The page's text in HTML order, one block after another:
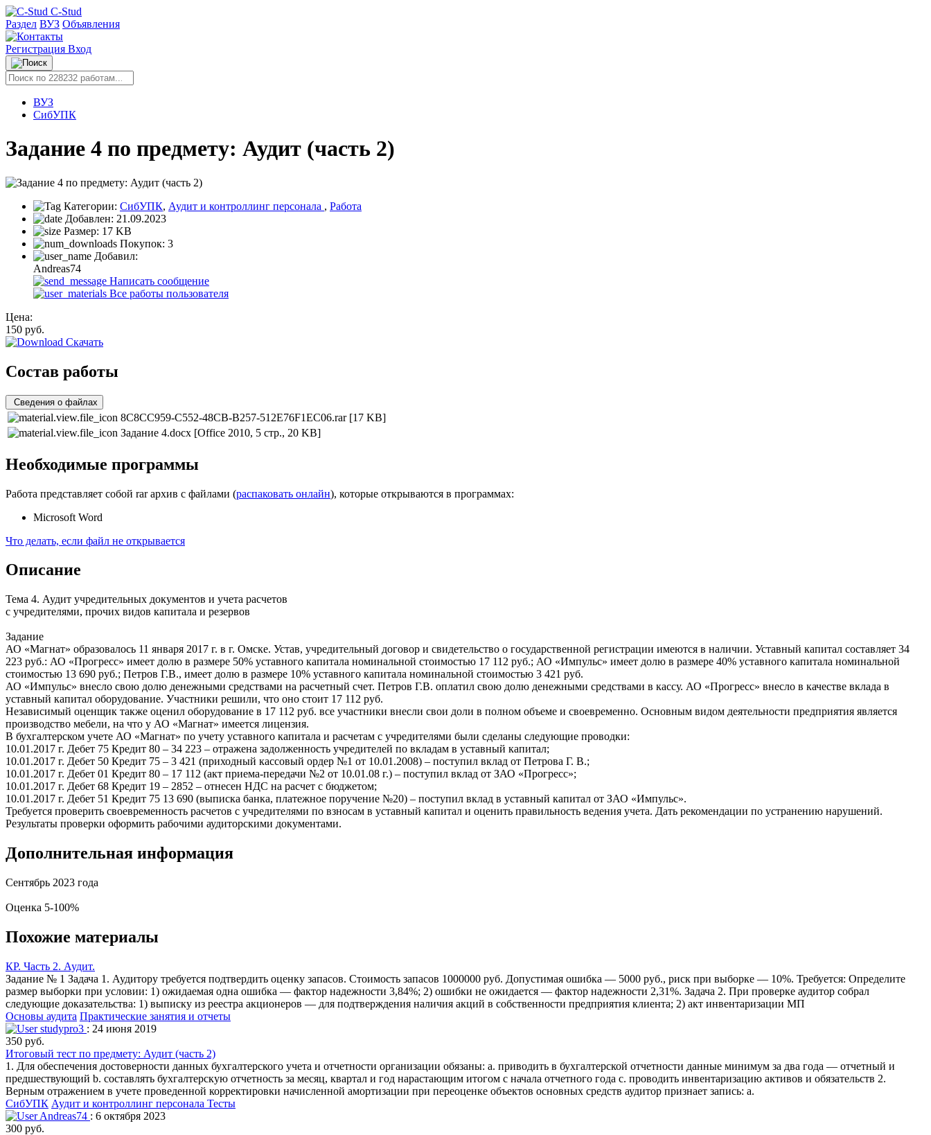
C-Stud
Раздел ВУЗ Объявления
Регистрация Вход
ВУЗ
СибУПК
Задание 4 по предмету: Аудит (часть 2)
Категории: СибУПК, Аудит и контроллинг персонала , Работа
Добавлен: 21.09.2023
Размер: 17 KB
Покупок: 3
Добавил:
Andreas74
Написать сообщение
Все работы пользователя
Цена:
150 руб.
Скачать
Состав работы
Сведения о файлах
8C8CC959-C552-48CB-B257-512E76F1EC06.rar [17 KB]
Задание 4.docx [Office 2010, 5 стр., 20 KB]
Необходимые программы
Работа представляет собой rar архив с файлами (распаковать онлайн), которые открываются в программах:
Microsoft Word
Что делать, если файл не открывается
Описание
Тема 4. Аудит учредительных документов и учета расчетов
с учредителями, прочих видов капитала и резервов
Задание
АО «Магнат» образовалось 11 января 2017 г. в г. Омске. Устав, учредительный договор и свидетельство о государственной регистрации имеются в наличии. Уставный капитал составляет 34
223 руб.: АО «Прогресс» имеет долю в размере 50% уставного капитала номинальной стоимостью 17 112 руб.; АО «Импульс» имеет долю в размере 40% уставного капитала номинальной
стоимостью 13 690 руб.; Петров Г.В., имеет долю в размере 10% уставного капитала номинальной стоимостью 3 421 руб.
АО «Импульс» внесло свою долю денежными средствами на расчетный счет. Петров Г.В. оплатил свою долю денежными средствами в кассу. АО «Прогресс» внесло в качестве вклада в
уставный капитал оборудование. Участники решили, что оно стоит 17 112 руб.
Независимый оценщик также оценил оборудование в 17 112 руб. все участники внесли свои доли в полном объеме и своевременно. Основным видом деятельности предприятия является
производство мебели, на что у АО «Магнат» имеется лицензия.
В бухгалтерском учете АО «Магнат» по учету уставного капитала и расчетам с учредителями были сделаны следующие проводки:
10.01.2017 г. Дебет 75 Кредит 80 – 34 223 – отражена задолженность учредителей по вкладам в уставный капитал;
10.01.2017 г. Дебет 50 Кредит 75 – 3 421 (приходный кассовый ордер №1 от 10.01.2008) – поступил вклад от Петрова Г. В.;
10.01.2017 г. Дебет 01 Кредит 80 – 17 112 (акт приема-передачи №2 от 10.01.08 г.) – поступил вклад от ЗАО «Прогресс»;
10.01.2017 г. Дебет 68 Кредит 19 – 2852 – отнесен НДС на расчет с бюджетом;
10.01.2017 г. Дебет 51 Кредит 75 13 690 (выписка банка, платежное поручение №20) – поступил вклад в уставный капитал от ЗАО «Импульс».
Требуется проверить своевременность расчетов с учредителями по взносам в уставный капитал и оценить правильность ведения учета. Дать рекомендации по устранению нарушений.
Результаты проверки оформить рабочими аудиторскими документами.
Дополнительная информация
Сентябрь 2023 года
Оценка 5-100%
Похожие материалы
КР. Часть 2. Аудит.
Задание № 1 Задача 1. Аудитору требуется подтвердить оценку запасов. Стоимость запасов 1000000 руб. Допустимая ошибка — 5000 руб., риск при выборке — 10%. Требуется: Определите
размер выборки при условии: 1) ожидаемая одна ошибка — фактор надежности 3,84%; 2) ошибки не ожидается — фактор надежности 2,31%. Задача 2. При проверке аудитор собрал
следующие доказательства: 1) выписку из реестра акционеров — для подтверждения наличия акций в собственности предприятия клиента; 2) акт инвентаризации МП
Основы аудита Практические занятия и отчеты
studypro3 : 24 июня 2019
350 руб.
Итоговый тест по предмету: Аудит (часть 2)
1. Для обеспечения достоверности данных бухгалтерского учета и отчетности организации обязаны: а. приводить в бухгалтерской отчетности данные минимум за два года — отчетный и
предшествующий b. составлять бухгалтерскую отчетность за месяц, квартал и год нарастающим итогом с начала отчетного года c. проводить инвентаризацию активов и обязательств 2.
Верным отражением в учете проведенной корректировки начисленной амортизации при переоценке объектов основных средств аудитор признает запись: а.
СибУПК Аудит и контроллинг персонала Тесты
Andreas74 : 6 октября 2023
300 руб.